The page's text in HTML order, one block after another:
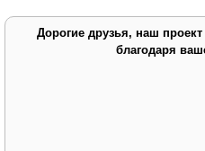
Дорогие друзья, наш
благодаря